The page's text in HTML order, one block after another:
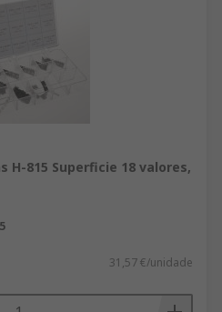
H-815 Superficie 18 valores,
31,57 €/unidade